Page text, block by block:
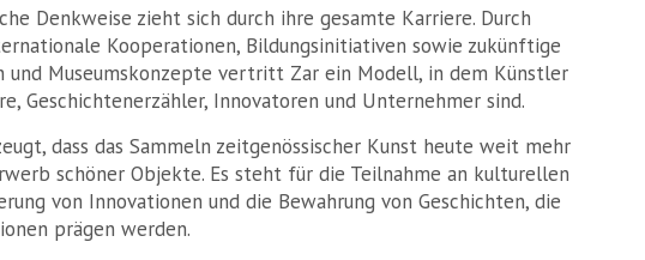
Denkweise zieht sich durch ihre gesamte Karriere. Durch
Kooperationen, Bildungsinitiativen sowie zukünftige
Museumskonzepte vertritt Zar ein Modell, in dem Künstler
Geschichtenerzähler, Innovatoren und Unternehmer sind.
dass das Sammeln zeitgenössischer Kunst heute weit mehr
schöner Objekte. Es steht für die Teilnahme an kulturellen
von Innovationen und die Bewahrung von Geschichten, die
prägen werden.